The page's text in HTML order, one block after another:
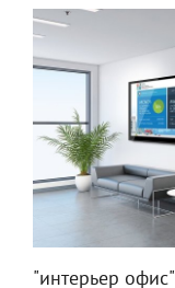
"интерьер офис"